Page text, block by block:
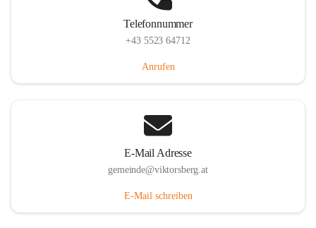
Telefonnummer
+43 5523 64712
Anrufen
E-Mail Adresse
gemeinde@viktorsberg.at
E-Mail schreiben